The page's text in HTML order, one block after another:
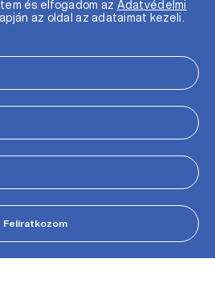
és elfogadom az Adatvédelmi
az oldal az adataimat kezeli.
Feliratkozom